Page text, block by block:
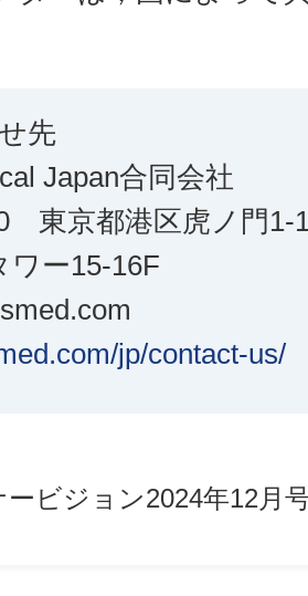
先
Japan合同会社
東京都港区虎ノ門
ワー15-16F
jp/contact-us/
ービジョン2024年12月